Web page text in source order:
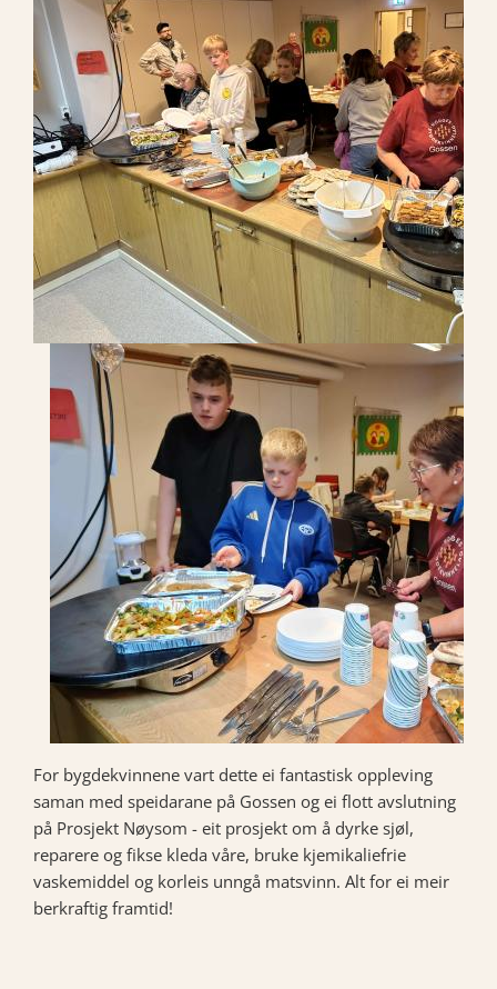
For bygdekvinnene vart dette ei fantastisk oppleving
saman med speidarane på Gossen og ei flott avslutning
på Prosjekt Nøysom - eit prosjekt om å dyrke sjøl,
reparere og fikse kleda våre, bruke kjemikaliefrie
vaskemiddel og korleis unngå matsvinn. Alt for ei meir
berkraftig framtid!